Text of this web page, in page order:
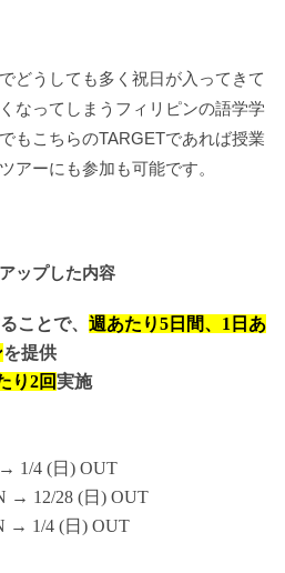
どうしても多く祝日が入ってきて
なってしまうフィリピンの語学学
もこちらのTARGETであれば授業
アーにも参加も可能です。
ップした内容
ことで、 週あたり5 日間、 1 日あ
を提供
り2回実施
1/4 (日 ) OUT
→ 12/28 (日 ) OUT
→ 1/4 (日 ) OUT